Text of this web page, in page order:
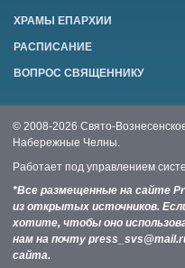
ХРАМЫ ЕПАРХИИ
РАСПИСАНИЕ
ВОПРОС СВЯЩЕННИКУ
© 2008-2026 Свято-
Набережные Челны.
Работает под управлением
*Все размещенные на сайте
из открытых источников.
хотите, чтобы оно
нам на почту
сайта.